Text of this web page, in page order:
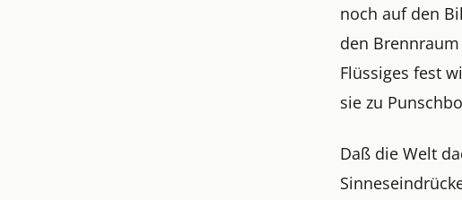
noch auf den
den
Flüssiges fest
sie zu
Daß die Welt